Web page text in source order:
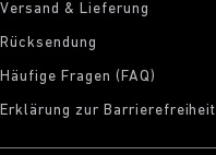
Versand & Lieferung
Rücksendung
Häufige Fragen (FAQ)
Erklärung zur Barrierefreiheit